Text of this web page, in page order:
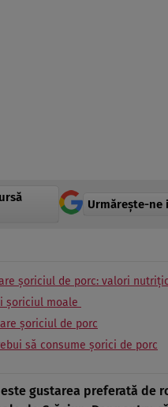
Urmărește-ne
șoriciul de porc: valori
șoriciul moale
șoriciul de porc
să consume şorici de porc
gustarea preferată de